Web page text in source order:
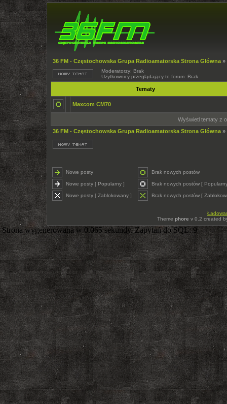
36 FM - Częstochowska Grupa Radioamatorska Strona Główna »
Moderatorzy: Brak
Użytkownicy przeglądający to forum: Brak
Tematy
Maxcom CM70
Wyświetl tematy z
36 FM - Częstochowska Grupa Radioamatorska Strona Główna »
Nowe posty Brak nowych postów
Nowe posty [ Popularny ] Brak nowych postów [
Nowe posty [ Zablokowany ] Brak nowych postów [
Theme phore v 0.2 created
Strona wygenerowana w 0.065 sekundy. Zapytań do SQL: 9